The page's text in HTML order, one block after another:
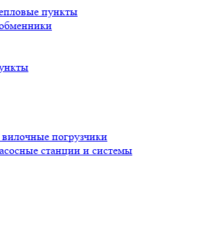
пункты
погрузчики
станции и системы